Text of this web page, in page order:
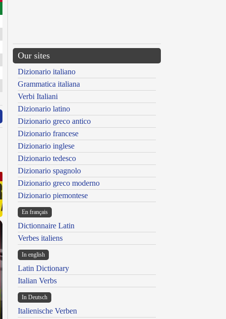
Our sites
Dizionario italiano
Grammatica italiana
Verbi Italiani
Dizionario latino
Dizionario greco antico
Dizionario francese
Dizionario inglese
Dizionario tedesco
Dizionario spagnolo
Dizionario greco moderno
Dizionario piemontese
En français
Dictionnaire Latin
Verbes italiens
In english
Latin Dictionary
Italian Verbs
In Deutsch
Italienische Verben